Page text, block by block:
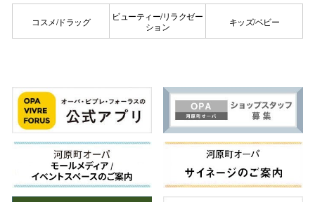
コスメ/ドラッグ
ビューティー/リラクゼー
ション
キッズ/ベビー
プライバシ
利用規約
ソーシャル